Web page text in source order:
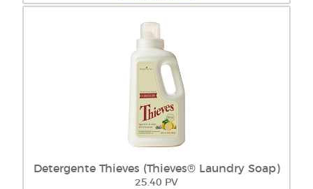
Detergente Thieves (Thieves® Laundry Soap)
25.40 PV